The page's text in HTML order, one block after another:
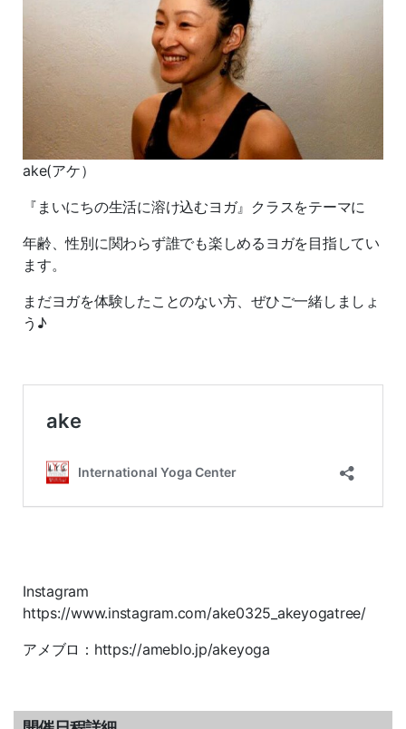
ake(アケ）
『まいにちの生活に溶け込むヨガ』クラスをテーマに
年齢、性別に関わらず誰でも楽しめるヨガを目指してい
ます。
まだヨガを体験したことのない方、ぜひご一緒しましょ
う♪
Instagram
https://www.instagram.com/ake0325_akeyogatree/
アメブロ：https://ameblo.jp/akeyoga